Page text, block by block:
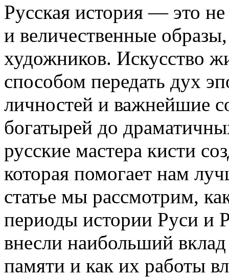
Русская история — это
и величественные
художников. Искусство
способом передать дух
личностей и важнейшие
богатырей до
русские мастера кисти
которая помогает нам
статье мы рассмотрим,
периоды истории Руси и
внесли наибольший
памяти и как их работы